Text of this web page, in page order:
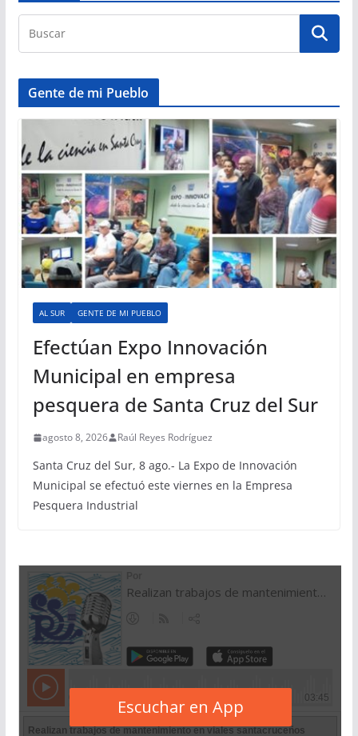
Gente de mi Pueblo
AL SUR GENTE DE MI PUEBLO
Efectúan Expo Innovación
Municipal en empresa
pesquera de Santa Cruz del Sur
agosto 8, 2026 Raúl Reyes Rodríguez
Santa Cruz del Sur, 8 ago.- La Expo de Innovación
Municipal se efectuó este viernes en la Empresa
Pesquera Industrial